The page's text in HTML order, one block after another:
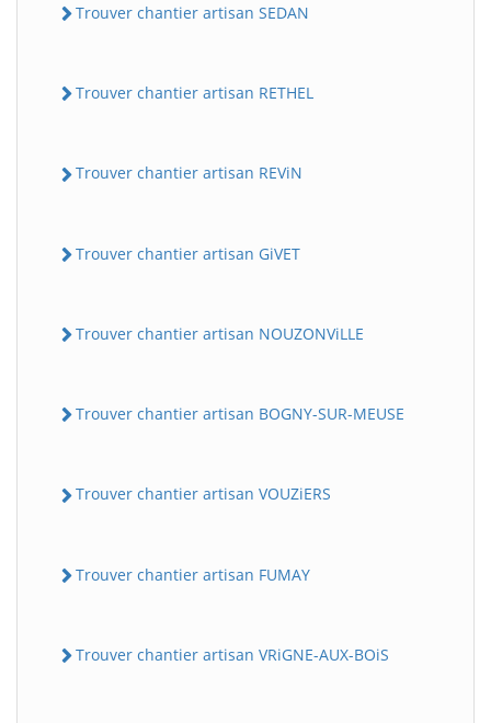
Trouver chantier artisan SEDAN
Trouver chantier artisan RETHEL
Trouver chantier artisan REViN
Trouver chantier artisan GiVET
Trouver chantier artisan NOUZONViLLE
Trouver chantier artisan BOGNY-SUR-MEUSE
Trouver chantier artisan VOUZiERS
Trouver chantier artisan FUMAY
Trouver chantier artisan VRiGNE-AUX-BOiS